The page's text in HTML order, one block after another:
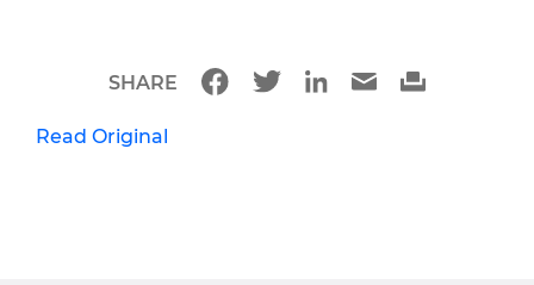
Read Original
SHARE